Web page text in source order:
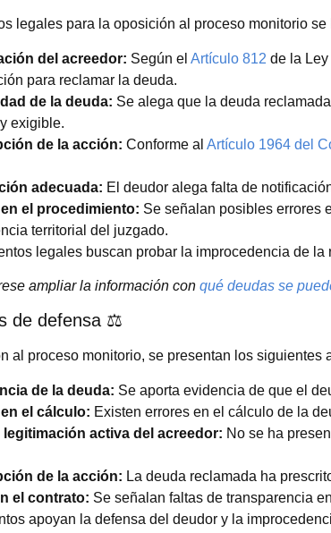
legales para la oposición al proceso monitorio
del acreedor: Según el Artículo 812 de la
para reclamar la deuda.
de la deuda: Se alega que la deuda
exigible.
de la acción: Conforme al Artículo 1964 del
adecuada: El deudor alega falta de
el procedimiento: Se señalan posibles errores
territorial del juzgado.
legales buscan probar la improcedencia de
ampliar la información con qué deudas se
de defensa ⚖️
al proceso monitorio, se presentan los siguientes
de la deuda: Se aporta evidencia de que el
el cálculo: Existen errores en el cálculo de la
legitimación activa del acreedor: No se ha
de la acción: La deuda reclamada ha
el contrato: Se señalan faltas de transparencia
apoyan la defensa del deudor y la